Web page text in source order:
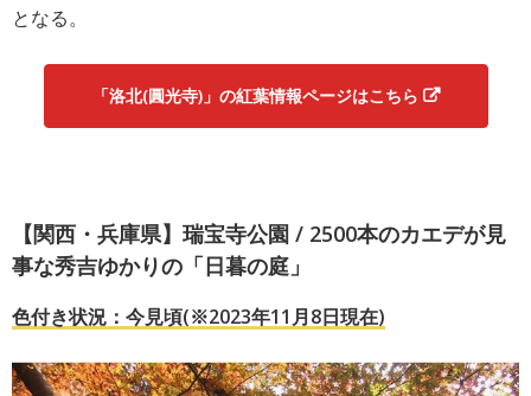
となる。
「洛北(圓光寺)」の紅葉情報ページはこちら
【関西・兵庫県】瑞宝寺公園 / 2500本のカエデが見
事な秀吉ゆかりの「日暮の庭」
色付き状況：今見頃(※2023年11月8日現在)